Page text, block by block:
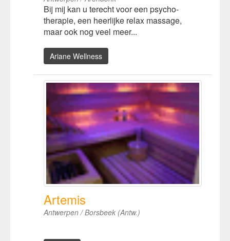
Bij mij kan u terecht voor een psycho-
therapie, een heerlijke relax massage,
maar ook nog veel meer...
Ariane Wellness
Artemis
Antwerpen / Borsbeek (Antw.)